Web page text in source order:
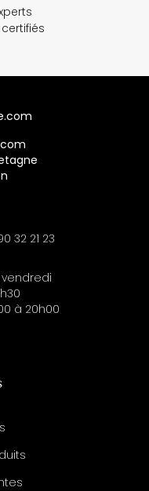
32 21 23
à 20h00